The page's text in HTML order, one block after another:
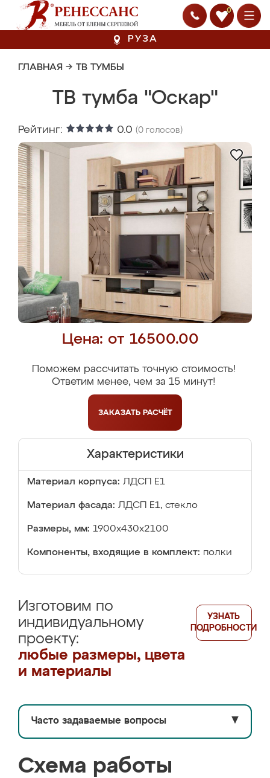
0
РУЗА
ГЛАВНАЯ → ТВ ТУМБЫ
ТВ тумба "Оскар"
Рейтинг: 0.0 (0 голосов)
Цена: от 16500.00
Поможем рассчитать точную стоимость!
Ответим менее, чем за 15 минут!
ЗАКАЗАТЬ РАСЧЁТ
Характеристики
Материал корпуса: ЛДСП Е1
Материал фасада: ЛДСП Е1, стекло
Размеры, мм: 1900x430x2100
Компоненты, входящие в комплект: полки
Изготовим по
индивидуальному
проекту:
любые размеры, цвета
и материалы
УЗНАТЬ
ПОДРОБНОСТИ
Часто задаваемые вопросы ▼
Схема работы